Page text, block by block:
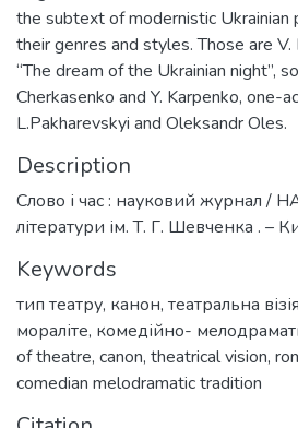
the subtext of modernistic Ukrainian
their genres and styles. Those are V.
“The dream of the Ukrainian night”,
Cherkasenko and Y. Karpenko, one-
L.Pakharevskyi and Oleksandr Oles.
Description
Слово і час : науковий журнал /
літератури ім. Т. Г. Шевченка . –
Keywords
тип театру, канон, театральна візія
мораліте, комедійно-
of theatre, canon, theatrical vision,
comedian melodramatic tradition